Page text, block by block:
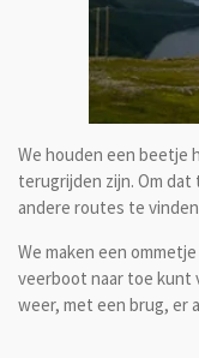
We houden een beetje
terugrijden zijn. Om
andere routes te
We maken een
veerboot naar toe kunt
weer, met een brug, er